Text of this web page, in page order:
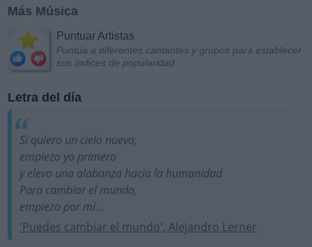
Más Música
Puntuar Artistas
Puntúa a diferentes cantantes y grupos para establecer
sus índices de popularidad
Letra del día
Si quiero un cielo nuevo,
empiezo yo primero
y elevo una alabanza hacia la humanidad
Para cambiar el mundo,
empiezo por mí...
'Puedes cambiar el mundo', Alejandro Lerner